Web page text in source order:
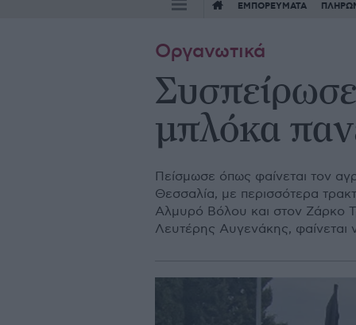
ΕΜΠΟΡΕΥΜΑΤΑ
Οργανωτικά
μπλόκα
Πείσμωσε όπως φαίνεται τον
Θεσσαλία, με περισσότερα
Αλμυρό Βόλου και στον Ζάρκο
Λευτέρης Αυγενάκης, φαίνεται